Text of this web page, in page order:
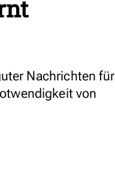
Nachrichten für
von